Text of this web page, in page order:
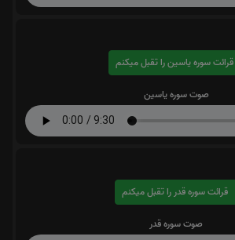
قرائت سوره یاسین را تقبل میکنم
صوت سوره یاسین
قرائت سوره قدر را تقبل میکنم
صوت سوره قدر